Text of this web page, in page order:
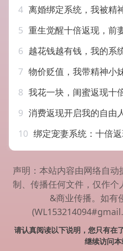
4 离婚绑定系统，我被精神小妹宠
5 重生觉醒十倍返现，前妻你哭什
6 越花钱越有钱，我的系统不对劲&我的败家系统
7 物价贬值，我带精神小妹嗨翻天
8 我花一块，闺蜜返现十倍（
9 消费返现开启我的自由人生
10 绑定宠妻系统：十倍返现人生
声明：本站内容由网络自动
制、传播任何文件，仅作
&商业传播。如有
请认真阅读以下说明，您只有在
继续访问本